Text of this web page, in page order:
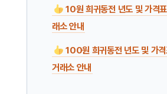
10원 희귀동전 년도 및 가격
래소 안내
100원 희귀동전 년도 및 가
거래소 안내